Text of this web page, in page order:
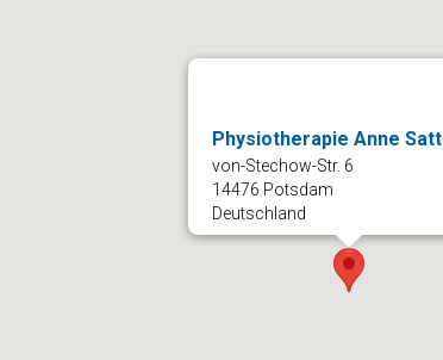
Physiotherapie Anne
von-Stechow-Str. 6
14476 Potsdam
Deutschland